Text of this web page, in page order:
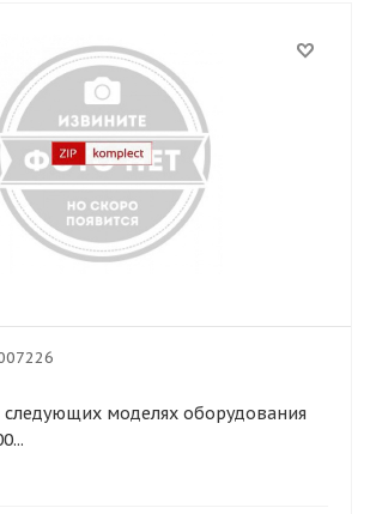
следующих моделях оборудования